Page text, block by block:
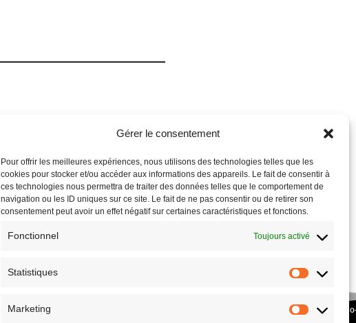
Gérer le consentement
Pour offrir les meilleures expériences, nous utilisons des technologies telles que les
cookies pour stocker et/ou accéder aux informations des appareils. Le fait de consentir à
ces technologies nous permettra de traiter des données telles que le comportement de
navigation ou les ID uniques sur ce site. Le fait de ne pas consentir ou de retirer son
consentement peut avoir un effet négatif sur certaines caractéristiques et fonctions.
Fonctionnel Toujours activé
Statistiques
Marketing
ASSOCIATION CULTURE